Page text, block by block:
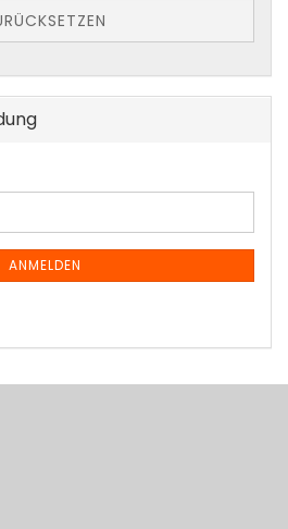
ANMELDEN